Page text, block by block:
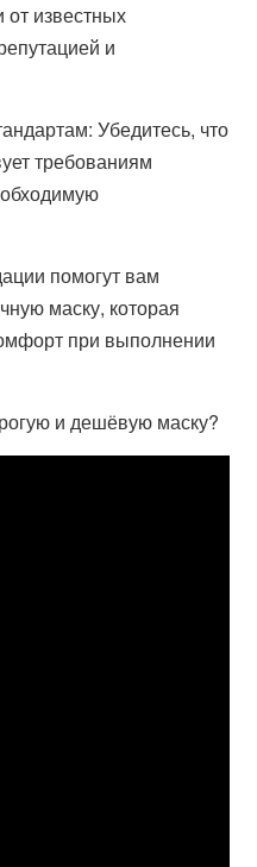
известных
и
Убедитесь, что
требованиям
помогут вам
маску, которая
при выполнении
и дешёвую маску?